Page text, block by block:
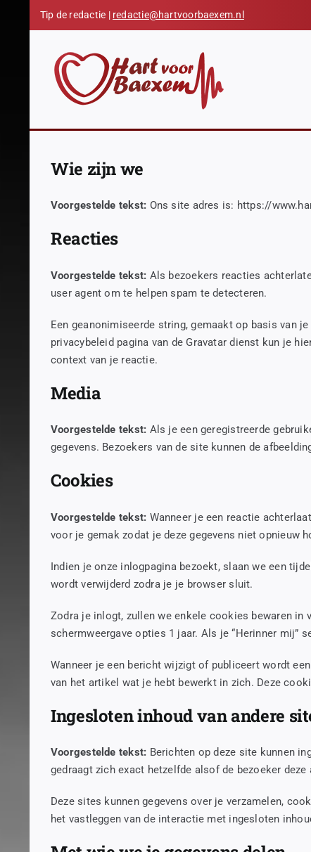
Tip de redactie | redactie@hartvoorbaexem.nl
Wie zijn we
Voorgestelde tekst: Ons site adres is: https://
Reacties
Voorgestelde tekst: Als bezoekers reacties
user agent om te helpen spam te detecteren.
Een geanonimiseerde string, gemaakt op basis van
privacybeleid pagina van de Gravatar dienst kun je
context van je reactie.
Media
Voorgestelde tekst: Als je een geregistreerde
gegevens. Bezoekers van de site kunnen de
Cookies
Voorgestelde tekst: Wanneer je een reactie
voor je gemak zodat je deze gegevens niet opnieuw
Indien je onze inlogpagina bezoekt, slaan we een
wordt verwijderd zodra je je browser sluit.
Zodra je inlogt, zullen we enkele cookies bewaren
schermweergave opties 1 jaar. Als je “Herinner mij”
Wanneer je een bericht wijzigt of publiceert wordt
van het artikel wat je hebt bewerkt in zich. Deze
Ingesloten inhoud van andere
Voorgestelde tekst: Berichten op deze site kunnen
gedraagt zich exact hetzelfde alsof de bezoeker
Deze sites kunnen gegevens over je verzamelen,
het vastleggen van de interactie met ingesloten